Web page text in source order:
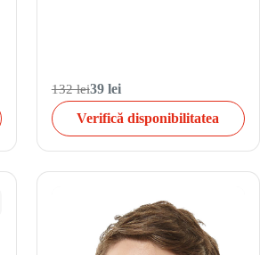
132 lei39 lei
Verifică disponibilitatea